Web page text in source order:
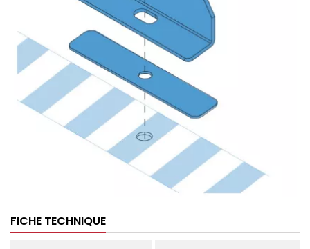
FICHE TECHNIQUE